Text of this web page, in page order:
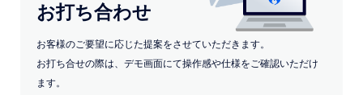
お打ち合わせ
お客様のご要望に応じた提案をさせていただきます。
お打ち合せの際は、デモ画面にて操作感や仕様をご確認いただけ
ます。